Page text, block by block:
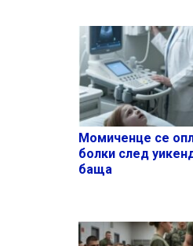
Момиченце се
болки след
баща